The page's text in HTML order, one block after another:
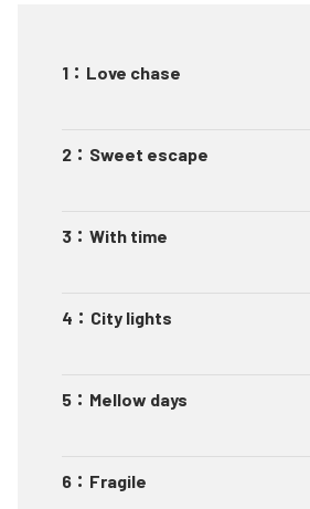
1 ： Love chase
2 ： Sweet escape
3 ： With time
4 ： City lights
5 ： Mellow days
6 ： Fragile